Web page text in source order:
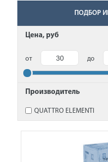
ПОДБОР
Цена, руб
от до
Производитель
QUATTRO ELEMENTI